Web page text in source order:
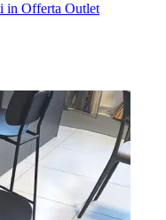
in Offerta Outlet